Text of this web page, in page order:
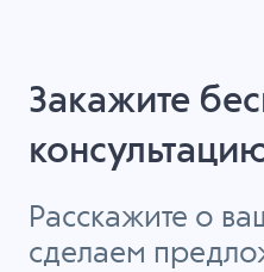
Закажите
Расскажите о
сделаем